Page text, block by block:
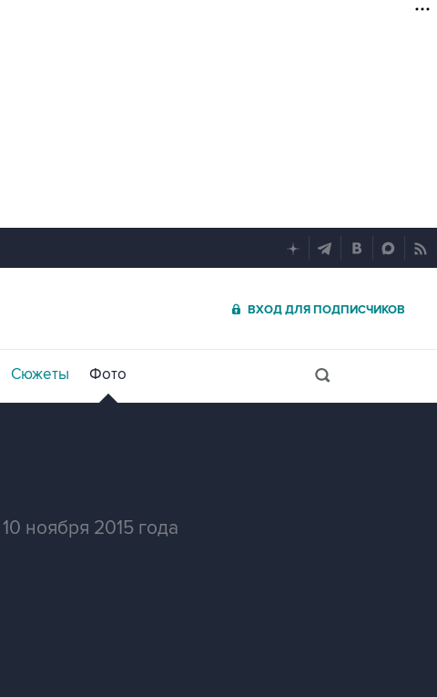
ВХОД ДЛЯ ПОДПИСЧИКОВ
Сюжеты Фото
ноября 2015 года